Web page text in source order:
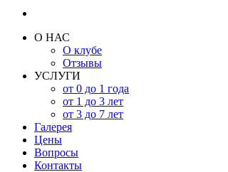
О НАС
О клубе
Отзывы
УСЛУГИ
от 0 до 1 года
от 1 до 3 лет
от 3 до 7 лет
Галерея
Цены
Вопросы
Контакты